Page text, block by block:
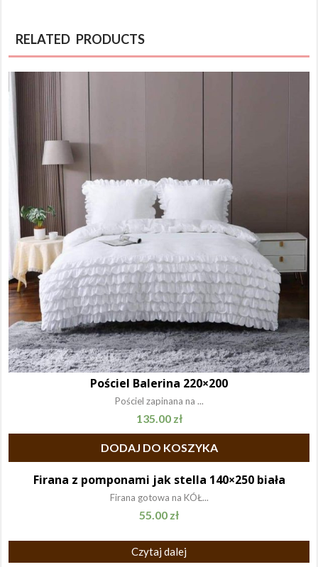
RELATED PRODUCTS
Pościel Balerina 220×200
Pościel zapinana na ...
135.00 zł
DODAJ DO KOSZYKA
Firana z pomponami jak stella 140×250 biała
Firana gotowa na KÓŁ...
55.00 zł
Czytaj dalej